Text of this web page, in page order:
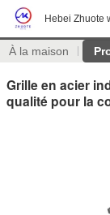
Hebei Zhuote
À la maison
Grille en acier
qualité pour la